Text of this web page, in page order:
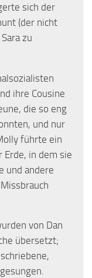
sich der
(der nicht
zu
ihre Cousine
die so eng
und nur
führte ein
Erde, in dem sie
und andere
von Dan
übersetzt;